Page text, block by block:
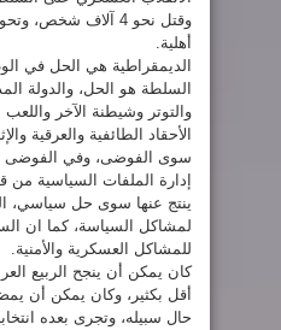
وقتل نحو 4 آلاف
أهلية.
الديمقراطية هي الحل في
السلطة هو الحل، والدولة
والتوتر وشيطنة الآخر واللعب
الأحقاد الطائفية والعرقية
سوى الفوضى، وفي الفوضى
إدارة الملفات السياسية
ينتج عنها سوى حل سياسي،
لمشاكل السياسة، كما ان
للمشاكل العسكرية والأمنية.
كان يمكن أن ينجح الربيع
أقل بكثير، وكان يمكن أن
حال سبيله، وتجرى بعده